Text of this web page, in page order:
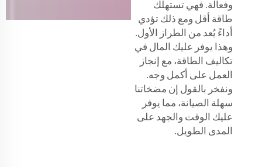
وفعالة. فهي تستهلك
طاقة أقل ومع ذلك تؤدي
أداءً يُعد من الطراز الأول.
وهذا يوفر عليك المال في
تكاليف الطاقة، مع إنجاز
العمل على أكمل وجه.
ونفخر بالقول إن مضخاتنا
سهلة الصيانة، مما يوفر
عليك الوقت والجهد على
المدى الطويل.